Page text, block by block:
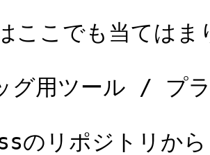
ここでも当ては
グ用ツール / プ
のリポジトリか